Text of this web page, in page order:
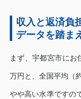
収入と返済負
データを踏ま
まず、宇都宮市にお
万円と、全国平均（
やや高い水準ですの